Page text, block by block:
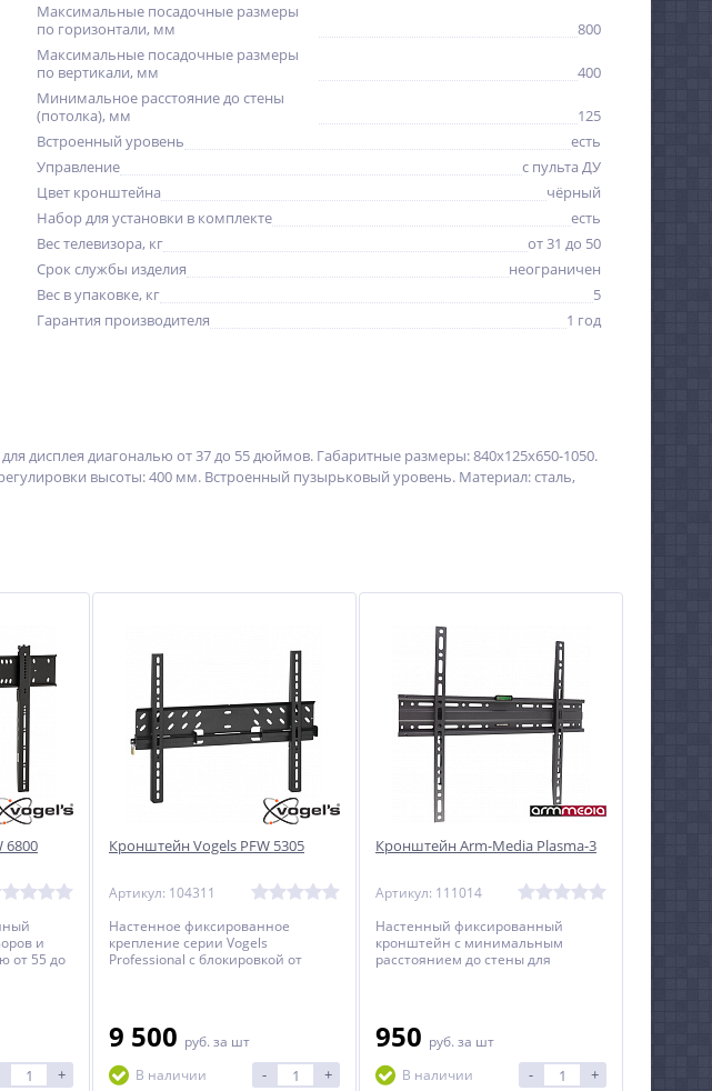
Максимальные посадочные размеры
по горизонтали, мм
800
Максимальные посадочные размеры
по вертикали, мм
400
Минимальное расстояние до стены
(потолка), мм
125
Встроенный уровень
есть
Управление
с пульта ДУ
Цвет кронштейна
чёрный
Набор для установки в комплекте
есть
Вес телевизора, кг
от 31 до 50
Срок службы изделия
неограничен
Вес в упаковке, кг
5
Гарантия производителя
1 год
дисплея диагональю от 37 до 55 дюймов. Габаритные размеры: 840х125х650-1050.
высоты: 400 мм. Встроенный пузырьковый уровень. Материал: сталь,
6800
и
от 55 до
+
Кронштейн Vogels PFW 5305
Артикул: 104311
Настенное фиксированное
крепление серии Vogels
Professional с блокировкой от
телевизоров и мониторов с
диагональю от 32 до 42 дюймов.
9 500 руб. за шт
В наличии
- +
Кронштейн Arm-Media Plasma-3
Артикул: 111014
Настенный фиксированный
кронштейн с минимальным
расстоянием до стены для
950 руб. за шт
В наличии
- +